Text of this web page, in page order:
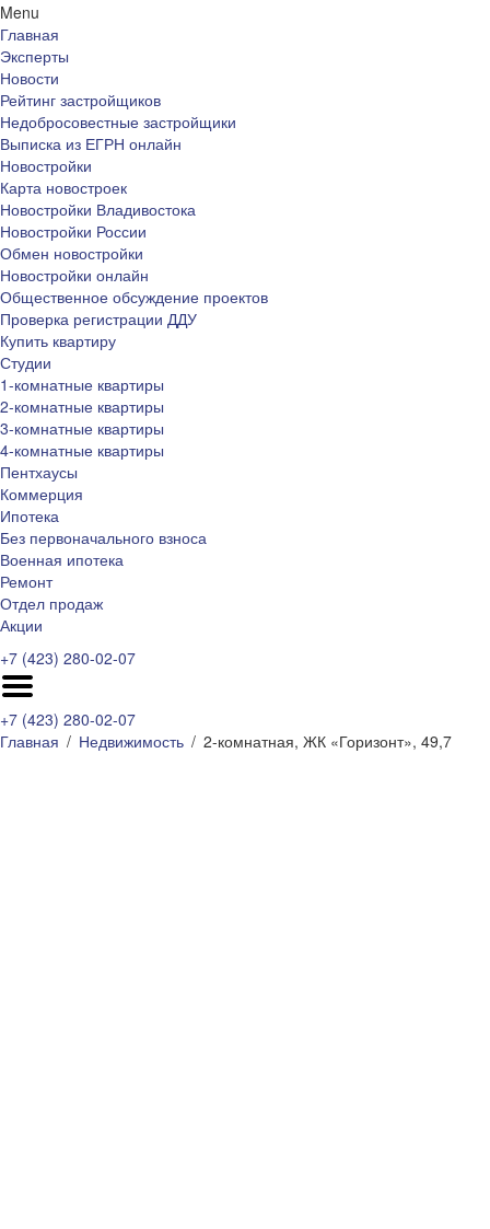
Menu
Главная
Эксперты
Новости
Рейтинг застройщиков
Недобросовестные застройщики
Выписка из ЕГРН онлайн
Новостройки
Карта новостроек
Новостройки Владивостока
Новостройки России
Обмен новостройки
Новостройки онлайн
Общественное обсуждение проектов
Проверка регистрации ДДУ
Купить квартиру
Студии
1-комнатные квартиры
2-комнатные квартиры
3-комнатные квартиры
4-комнатные квартиры
Пентхаусы
Коммерция
Ипотека
Без первоначального взноса
Военная ипотека
Ремонт
Отдел продаж
Акции
+7 (423) 280-02-07
+7 (423) 280-02-07
Главная
Недвижимость 2-комнатная, ЖК «Горизонт», 49,7